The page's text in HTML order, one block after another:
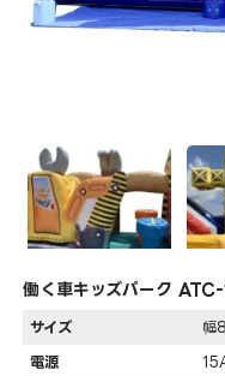
働く車キッズパーク
サイズ 幅
電源